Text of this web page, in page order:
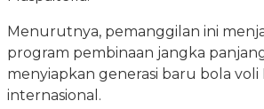
Menurutnya, pemanggilan ini
program pembinaan jangka
menyiapkan generasi baru bola voli
internasional.